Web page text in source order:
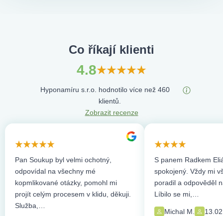
Co říkají klienti
4.8
Hyponamíru s.r.o. hodnotilo více než 460
klientů.
Zobrazit recenze
Pan Soukup byl velmi ochotný,
odpovídal na všechny mé
kopmlikované otázky, pomohl mi
projít celým procesem v klidu, děkuji.
Služba,…
S panem Radkem
spokojený. Vždy mi
poradil a odpověděl
Líbilo se mi,…
Michal M.